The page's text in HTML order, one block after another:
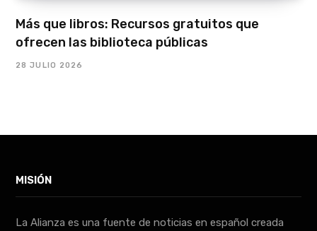
Más que libros: Recursos gratuitos que
ofrecen las biblioteca públicas
28 JULIO 2026
MISIÓN
La Alianza es una fuente de noticias en español creada